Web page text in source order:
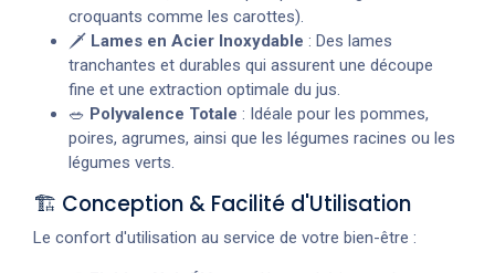
croquants comme les carottes).
🗡️ Lames en Acier Inoxydable : Des lames
tranchantes et durables qui assurent une découpe
fine et une extraction optimale du jus.
🥗 Polyvalence Totale : Idéale pour les pommes,
poires, agrumes, ainsi que les légumes racines ou les
légumes verts.
🏗️ Conception & Facilité d'Utilisation
Le confort d'utilisation au service de votre bien-être :